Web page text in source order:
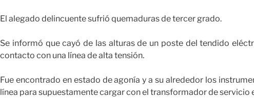
El alegado delincuente sufrió quemaduras de tercer grado.
Se informó que cayó de las alturas de un poste del tendido
contacto con una línea de alta tensión.
Fue encontrado en estado de agonía y a su alrededor los
línea para supuestamente cargar con el transformador de servicio